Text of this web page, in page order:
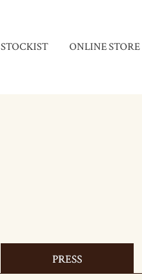
STOCKIST ONLINE STORE